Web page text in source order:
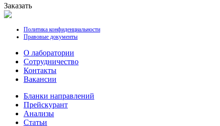
Заказать
Политика конфиденциальности
Правовые документы
О лаборатории
Cотрудничество
Контакты
Вакансии
Бланки направлений
Прейскурант
Анализы
Статьи